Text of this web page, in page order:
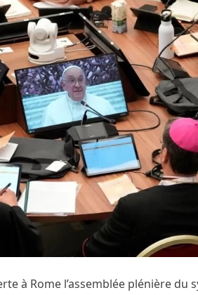
à Rome l’assemblée plénière du